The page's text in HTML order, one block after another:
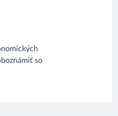
so